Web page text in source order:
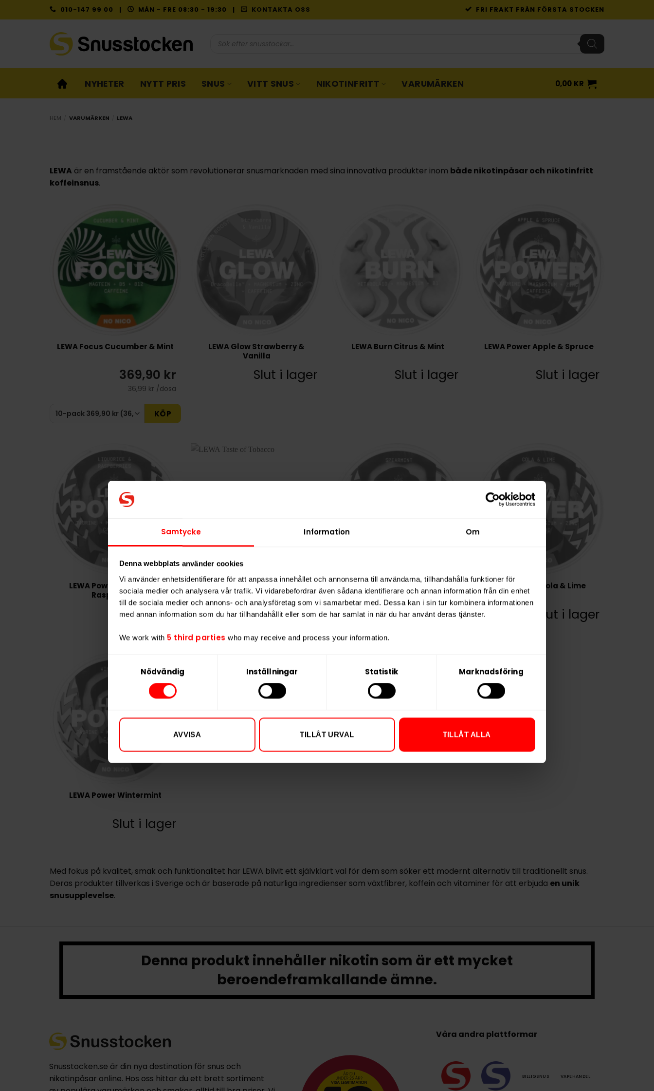
Samtycke Information Om
Denna webbplats använder cookies
Vi använder enhetsidentifierare för att anpassa innehållet och annonserna till användarna, tillhandahålla funktioner för
sociala medier och analysera vår trafik. Vi vidarebefordrar även sådana identifierare och annan information från din enhet
till de sociala medier och annons- och analysföretag som vi samarbetar med. Dessa kan i sin tur kombinera informationen
med annan information som du har tillhandahållit eller som de har samlat in när du har använt deras tjänster.
We work with 5 third parties who may receive and process your information.
Samtyckesval
Nödvändig Inställningar Statistik Marknadsföring
AVVISA TILLÅT URVAL TILLÅT ALLA
to
010-147 99 00 | MÅN - FRE 08:30 - 19:30 | KONTAKTA OSS FRI FRAKT FRÅN FÖRSTA STOCKEN
NYHETER NYTT PRIS SNUS VITT SNUS NIKOTINFRITT VARUMÄRKEN 0,00 KR
HEM VARUMÄRKEN LEWA
LEWA är en framstående aktör som revolutionerar snusmarknaden med sina innovativa produkter inom både nikotinpåsar och nikotinfritt
koffeinsnus.
LEWA Focus Cucumber & Mint
369,90 kr
36,99 kr /dosa
KÖP
LEWA Glow Strawberry &
Vanilla
Slut i lager
LEWA Burn Citrus & Mint
Slut i lager
LEWA Power Apple & Spruce
Slut i lager
LEWA Power Liquorice &
Raspberries
Slut i lager
LEWA Taste of Tobacco
Slut i lager
LEWA Power Spearmint
Slut i lager
LEWA Power Cola & Lime
Slut i lager
LEWA Power Wintermint
Slut i lager
Med fokus på kvalitet, smak och funktionalitet har LEWA blivit ett självklart val för dem som söker ett modernt alternativ till traditionellt snus.
Deras produkter tillverkas i Sverige och är baserade på naturliga ingredienser som växtfibrer, koffein och vitaminer för att erbjuda en unik
snusupplevelse.
Denna produkt innehåller nikotin som är ett mycket
beroendeframkallande ämne.
Snusstocken.se är din nya destination för snus och
nikotinpåsar online. Hos oss hittar du ett brett sortiment
Våra andra plattformar
BILLIGSNUS VAPEHANDEL